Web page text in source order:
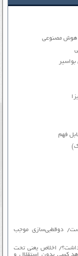
هوش مصنوعی
فهم
است/ دوقطبی‌سازی موجب
اخلاص یعنی تحت